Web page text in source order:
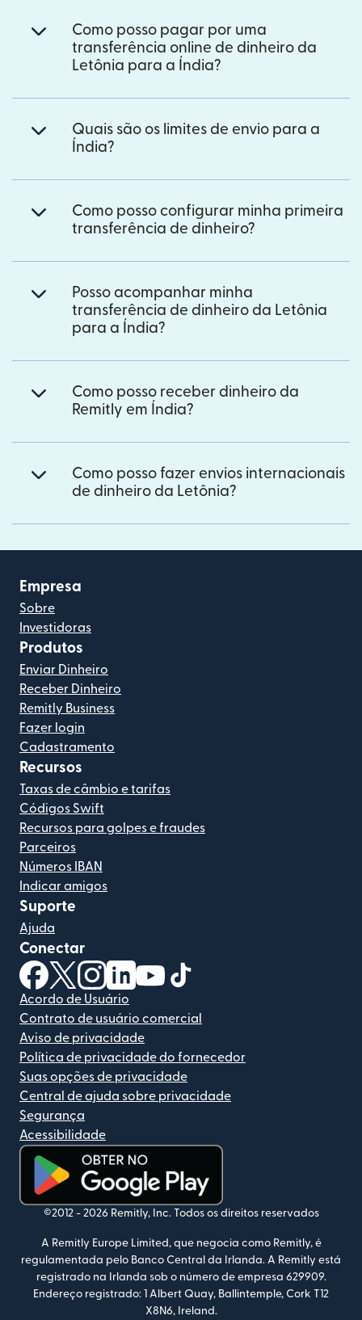
Como posso pagar por uma
transferência online de dinheiro da
Letônia para a Índia?
Quais são os limites de envio para a
Índia?
Como posso configurar minha primeira
transferência de dinheiro?
Posso acompanhar minha
transferência de dinheiro da Letônia
para a Índia?
Como posso receber dinheiro da
Remitly em Índia?
Como posso fazer envios internacionais
de dinheiro da Letônia?
Empresa
Sobre
Investidoras
Produtos
Enviar Dinheiro
Receber Dinheiro
Remitly Business
Fazer login
Cadastramento
Recursos
Taxas de câmbio e tarifas
Códigos Swift
Recursos para golpes e fraudes
Parceiros
Números IBAN
Indicar amigos
Suporte
Ajuda
Conectar
(abre em uma nova janela)
(abre em uma nova janela)
(abre em uma nova janela)
(abre em uma nova janela)
(abre em uma nova janela)
Acordo de Usuário
Contrato de usuário comercial
Aviso de privacidade
Política de privacidade do fornecedor
Suas opções de privacidade
Central de ajuda sobre privacidade
Segurança
Acessibilidade
(abre em uma nova janela)
©2012 - 2026 Remitly, Inc. Todos os direitos reservados
A Remitly Europe Limited, que negocia como Remitly, é
regulamentada pelo Banco Central da Irlanda. A Remitly está
registrado na Irlanda sob o número de empresa 629909.
Endereço registrado: 1 Albert Quay, Ballintemple, Cork T12
X8N6, Ireland.